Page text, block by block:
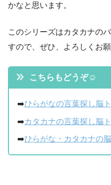
かなと思います。
このシリーズはカタカナの
すので、ぜひ、よろしくお願
こちらもどうぞ☺
➡️ひらがなの言葉探し脳
➡️カタカナの言葉探し脳
➡️ひらがな・カタカナの